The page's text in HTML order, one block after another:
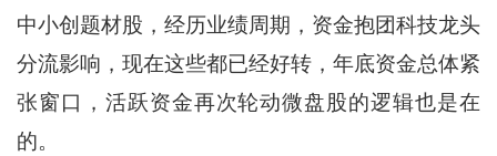
中小创题材股，经历业绩周期，资金抱团科技龙头
分流影响，现在这些都已经好转，年底资金总体紧
张窗口，活跃资金再次轮动微盘股的逻辑也是在
的。